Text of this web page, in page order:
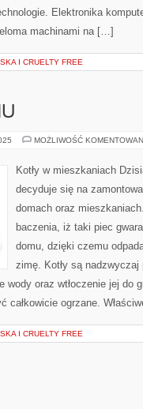
Elektronika
machinami na […]
I CRUELTY FREE
MOŻLIWOŚĆ
Kotły w mieszkaniach
decyduje się na
domach oraz
baczenia, iż taki piec
domu, dzięki czemu
zimę. Kotły są
wody oraz wtłoczenie jej do
całkowicie ogrzane.
I CRUELTY FREE